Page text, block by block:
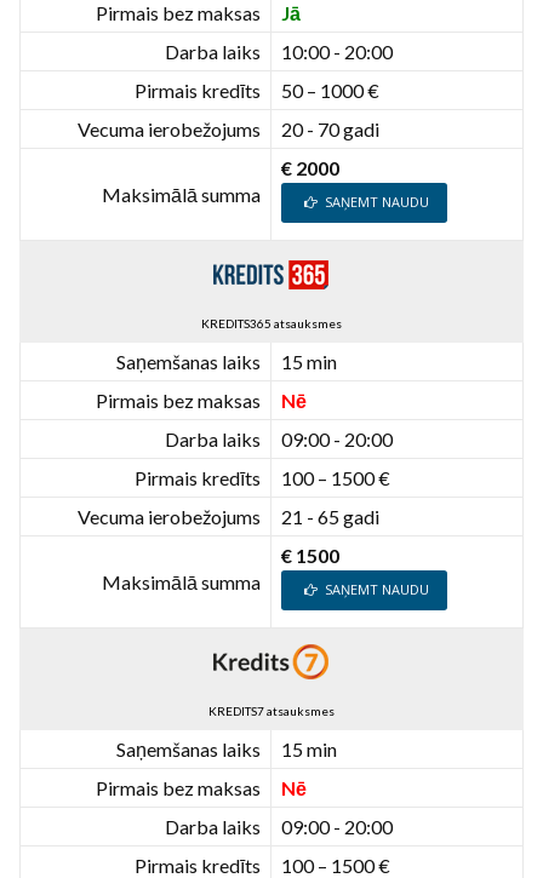
Pirmais bez maksas
Jā
Darba laiks
10:00 - 20:00
Pirmais kredīts
50 – 1000 €
Vecuma ierobežojums
20 - 70 gadi
Maksimālā summa
€ 2000
SAŅEMT NAUDU
KREDITS365 atsauksmes
Saņemšanas laiks
15 min
Pirmais bez maksas
Nē
Darba laiks
09:00 - 20:00
Pirmais kredīts
100 – 1500 €
Vecuma ierobežojums
21 - 65 gadi
Maksimālā summa
€ 1500
SAŅEMT NAUDU
KREDITS7 atsauksmes
Saņemšanas laiks
15 min
Pirmais bez maksas
Nē
Darba laiks
09:00 - 20:00
Pirmais kredīts
100 – 1500 €